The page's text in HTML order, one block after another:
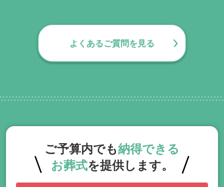
の手続きとお答えになる方が70パーセント
以上でして、お客様が日常にお戻りいただ
くまでの期間、回数の制限なく、当社の専
よくあるご質問を見る
ご予算内でも納得できる
お葬式を提供します。